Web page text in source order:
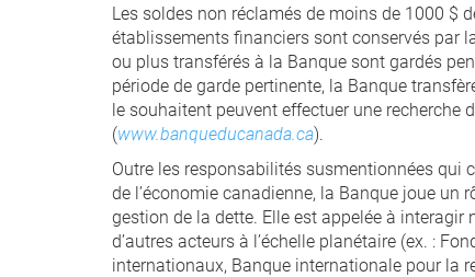
Les soldes non réclamés de moins de 1000 $
établissements financiers sont conservés par
ou plus transférés à la Banque sont gardés
période de garde pertinente, la Banque
le souhaitent peuvent effectuer une recherche
(www.banqueducanada.ca).
Outre les responsabilités susmentionnées
de l’économie canadienne, la Banque joue un
gestion de la dette. Elle est appelée à
d’autres acteurs à l’échelle planétaire (ex. :
internationaux, Banque internationale pour la